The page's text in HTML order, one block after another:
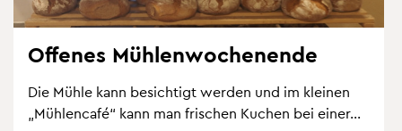
Of­fe­nes Müh­len­wo­chen­en­de
Die Mühle kann be­sich­tigt wer­den und im klei­nen
„Müh­len­ca­fé“ kann man fri­schen Ku­chen bei einer...